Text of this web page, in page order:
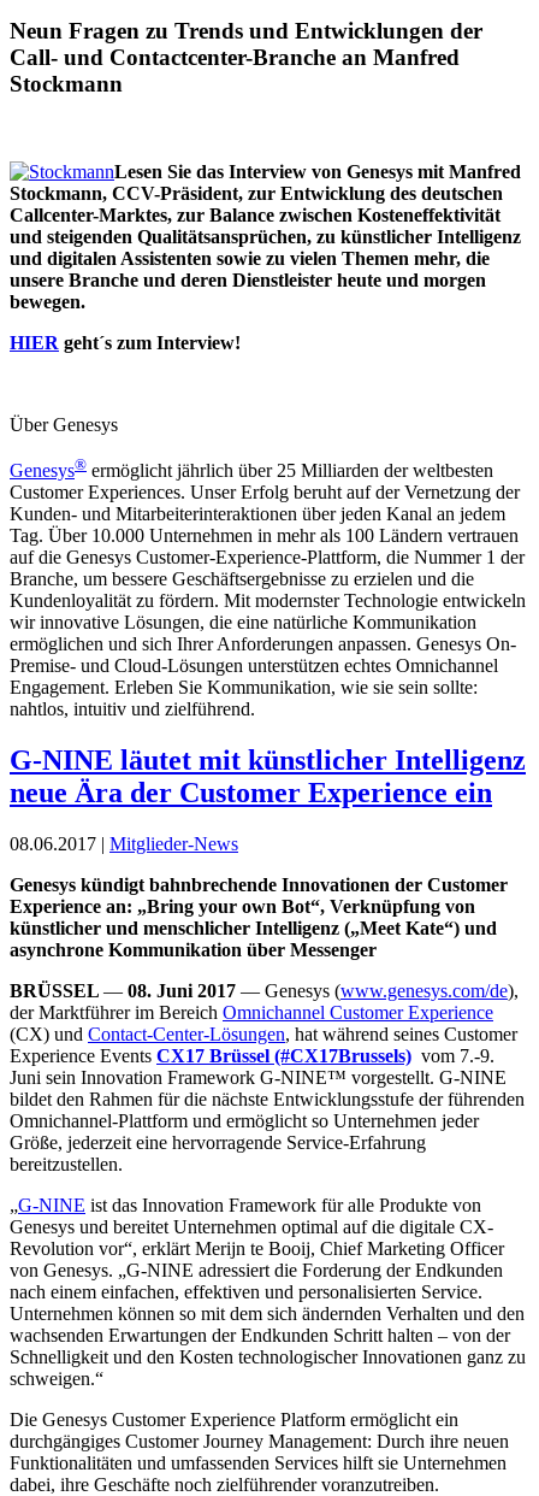
Neun Fragen zu Trends und Entwicklungen der
Call- und Contactcenter-Branche an Manfred
Stockmann
Lesen Sie das Interview von Genesys mit Manfred
Stockmann, CCV-Präsident, zur Entwicklung des deutschen
Callcenter-Marktes, zur Balance zwischen Kosteneffektivität
und steigenden Qualitätsansprüchen, zu künstlicher Intelligenz
und digitalen Assistenten sowie zu vielen Themen mehr, die
unsere Branche und deren Dienstleister heute und morgen
bewegen.
HIER geht´s zum Interview!
Über Genesys
Genesys® ermöglicht jährlich über 25 Milliarden der weltbesten
Customer Experiences. Unser Erfolg beruht auf der Vernetzung der
Kunden- und Mitarbeiterinteraktionen über jeden Kanal an jedem
Tag. Über 10.000 Unternehmen in mehr als 100 Ländern vertrauen
auf die Genesys Customer-Experience-Plattform, die Nummer 1 der
Branche, um bessere Geschäftsergebnisse zu erzielen und die
Kundenloyalität zu fördern. Mit modernster Technologie entwickeln
wir innovative Lösungen, die eine natürliche Kommunikation
ermöglichen und sich Ihrer Anforderungen anpassen. Genesys On-
Premise- und Cloud-Lösungen unterstützen echtes Omnichannel
Engagement. Erleben Sie Kommunikation, wie sie sein sollte:
nahtlos, intuitiv und zielführend.
G-NINE läutet mit künstlicher Intelligenz
neue Ära der Customer Experience ein
08.06.2017 | Mitglieder-News
Genesys kündigt bahnbrechende Innovationen der Customer
Experience an: „Bring your own Bot“, Verknüpfung von
künstlicher und menschlicher Intelligenz („Meet Kate“) und
asynchrone Kommunikation über Messenger
BRÜSSEL — 08. Juni 2017 — Genesys (www.genesys.com/de),
der Marktführer im Bereich Omnichannel Customer Experience
(CX) und Contact-Center-Lösungen, hat während seines Customer
Experience Events CX17 Brüssel (#CX17Brussels) vom 7.-9.
Juni sein Innovation Framework G-NINE™ vorgestellt. G-NINE
bildet den Rahmen für die nächste Entwicklungsstufe der führenden
Omnichannel-Plattform und ermöglicht so Unternehmen jeder
Größe, jederzeit eine hervorragende Service-Erfahrung
bereitzustellen.
„G-NINE ist das Innovation Framework für alle Produkte von
Genesys und bereitet Unternehmen optimal auf die digitale CX-
Revolution vor“, erklärt Merijn te Booij, Chief Marketing Officer
von Genesys. „G-NINE adressiert die Forderung der Endkunden
nach einem einfachen, effektiven und personalisierten Service.
Unternehmen können so mit dem sich ändernden Verhalten und den
wachsenden Erwartungen der Endkunden Schritt halten – von der
Schnelligkeit und den Kosten technologischer Innovationen ganz zu
schweigen.“
Die Genesys Customer Experience Platform ermöglicht ein
durchgängiges Customer Journey Management: Durch ihre neuen
Funktionalitäten und umfassenden Services hilft sie Unternehmen
dabei, ihre Geschäfte noch zielführender voranzutreiben.